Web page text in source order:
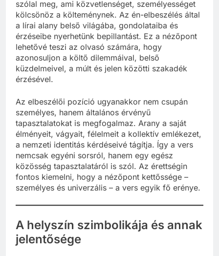
szólal meg, ami közvetlenséget, személyességet
kölcsönöz a költeménynek. Az én-elbeszélés által
a lírai alany belső világába, gondolataiba és
érzéseibe nyerhetünk bepillantást. Ez a nézőpont
lehetővé teszi az olvasó számára, hogy
azonosuljon a költő dilemmáival, belső
küzdelmeivel, a múlt és jelen közötti szakadék
érzésével.
Az elbeszélői pozíció ugyanakkor nem csupán
személyes, hanem általános érvényű
tapasztalatokat is megfogalmaz. Arany a saját
élményeit, vágyait, félelmeit a kollektív emlékezet,
a nemzeti identitás kérdéseivé tágítja. Így a vers
nemcsak egyéni sorsról, hanem egy egész
közösség tapasztalatáról is szól. Az érettségin
fontos kiemelni, hogy a nézőpont kettőssége –
személyes és univerzális – a vers egyik fő erénye.
A helyszín szimbolikája és annak
jelentősége